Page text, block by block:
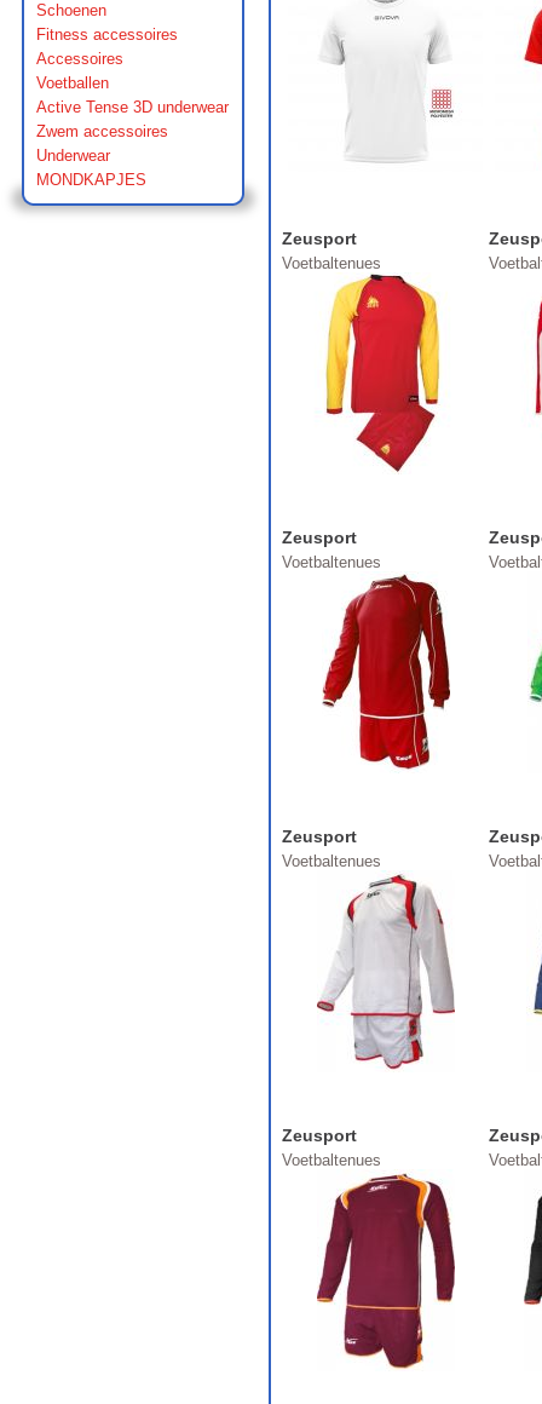
Schoenen
Fitness accessoires
Accessoires
Voetballen
Active Tense 3D underwear
Zwem accessoires
Underwear
MONDKAPJES
Zeusport
Voetbaltenues
Zeusport
Voetbaltenues
Zeusport
Voetbaltenues
Zeusport
Voetbaltenues